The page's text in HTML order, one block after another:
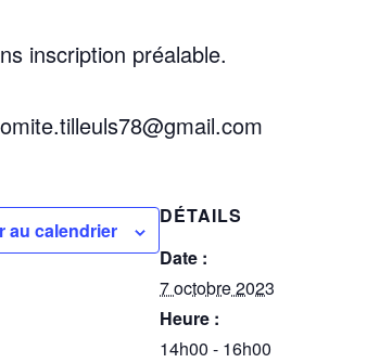
ins­crip­tion préalable.
au calendrier
DÉTAILS
Date :
7 octobre 2023
Heure :
14h00 - 16h00